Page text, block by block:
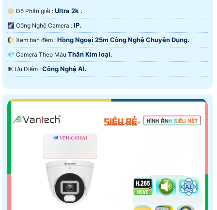
🔆 Độ Phân giải : Ultra 2k .
🌠 Công Nghệ Camera : IP.
🌔 Xem ban đêm : Hồng Ngoại 25m Công Nghệ Chuyên Dụng.
💎 Camera Theo Mẫu Thân Kim loại.
️⌘ Ưu Điểm : Công Nghệ AI.